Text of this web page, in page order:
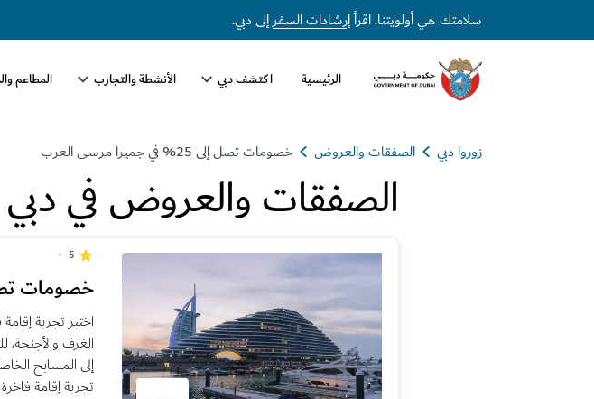
سلامتك هي أولويتنا. اقرأإرشادات السفرإلى دبي.
الرئيسية اكتشف دبي الأنشطة والتجارب المطاعم
زوروا دبي الصفقات والعروض خصومات تصل إلى 25% في جميرا مرسى العرب
الصفقات والعروض في دبي
5
خصومات تصل إلى 25% في
الغرف
إلى المسابح
تجربة إقامة